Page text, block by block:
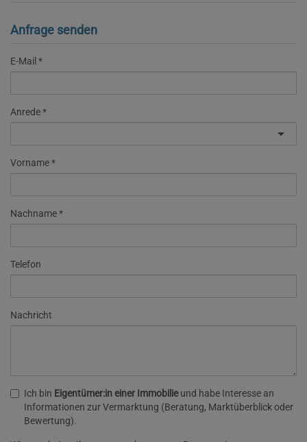
Anfrage senden
E-Mail
Anrede
Vorname
Nachname
Telefon
Nachricht
Ich bin Eigentümer:in einer Immobilieund habe Interesse an
Informationen zur Vermarktung (Beratung, Marktüberblick oder
Bewertung).